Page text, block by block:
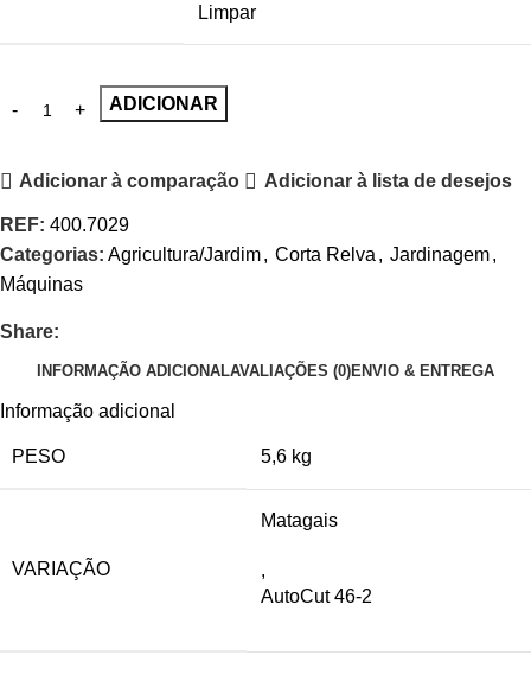
Limpar
ADICIONAR
Adicionar à comparação Adicionar à lista de desejos
REF: 400.7029
Categorias: Agricultura/Jardim, Corta Relva , Jardinagem,
Máquinas
Share:
INFORMAÇÃO ADICIONALAVALIAÇÕES (0)ENVIO & ENTREGA
Informação adicional
PESO 5,6 kg
VARIAÇÃO
Matagais
,
AutoCut 46-2